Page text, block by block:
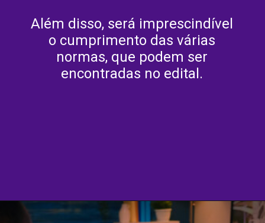
Além disso, será imprescindível
o cumprimento das várias
normas, que podem ser
encontradas no edital.